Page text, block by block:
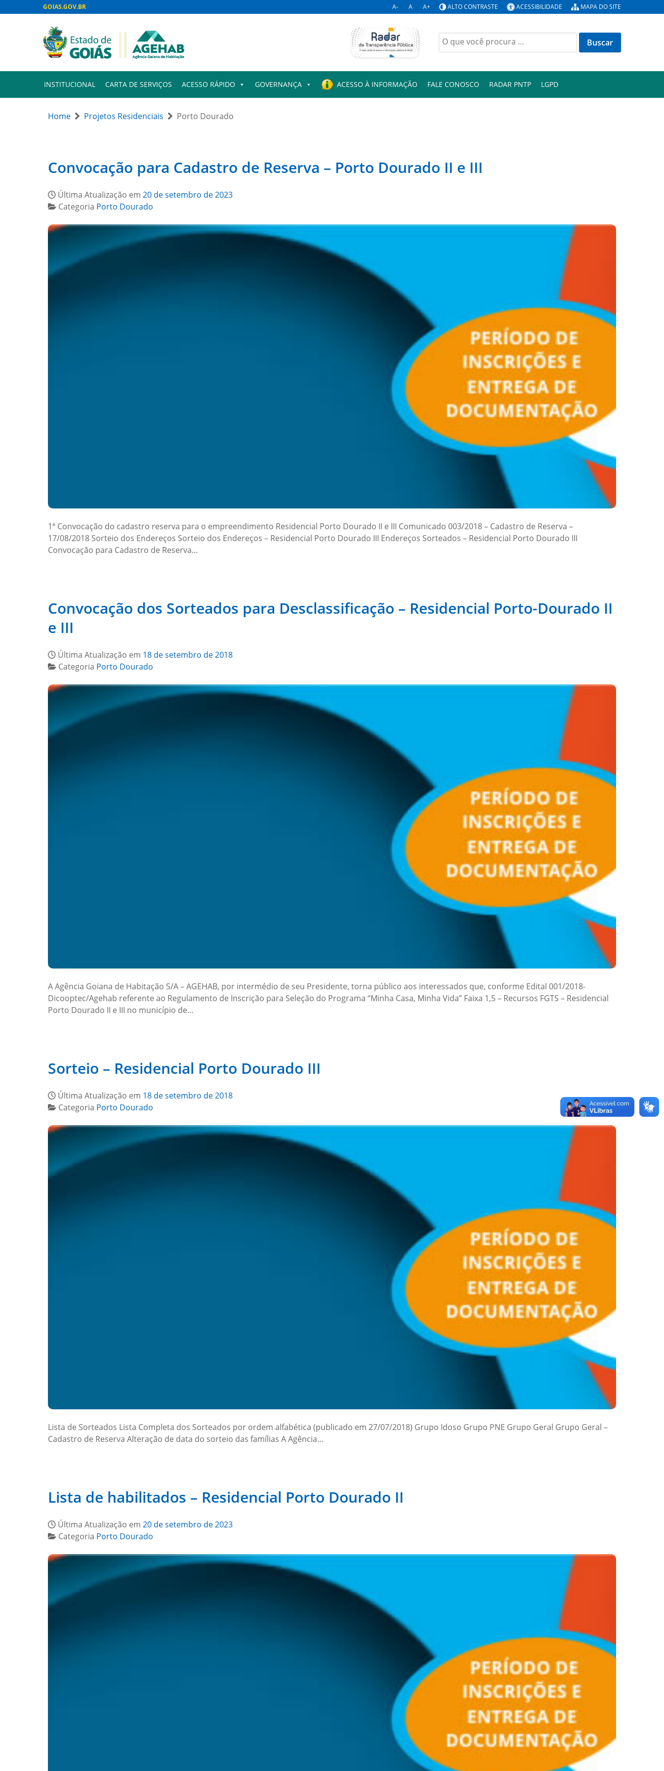
GOIAS.GOV.BR A- A A+ ALTO CONTRASTE ACESSIBILIDADE MAPA DO SITE
Buscar
por:
INSTITUCIONAL CARTA DE SERVIÇOS ACESSO RÁPIDO GOVERNANÇA ACESSO À INFORMAÇÃO FALE CONOSCO RADAR PNTP LGPD
Home Projetos Residenciais Porto Dourado
Convocação para Cadastro de Reserva – Porto Dourado II e III
Última Atualização em 20 de setembro de 2023
Categoria Porto Dourado
1ª Convocação do cadastro reserva para o empreendimento Residencial Porto Dourado II e III Comunicado 003/2018 – Cadastro de Reserva –
17/08/2018 Sorteio dos Endereços Sorteio dos Endereços – Residencial Porto Dourado III Endereços Sorteados – Residencial Porto Dourado III
Convocação para Cadastro de Reserva…
Convocação dos Sorteados para Desclassificação – Residencial Porto-Dourado II
e III
Última Atualização em 18 de setembro de 2018
Categoria Porto Dourado
A Agência Goiana de Habitação S/A – AGEHAB, por intermédio de seu Presidente, torna público aos interessados que, conforme Edital 001/2018-
Dicooptec/Agehab referente ao Regulamento de Inscrição para Seleção do Programa “Minha Casa, Minha Vida” Faixa 1,5 – Recursos FGTS – Residencial
Porto Dourado II e III no município de…
Sorteio – Residencial Porto Dourado III
Última Atualização em 18 de setembro de 2018
Categoria Porto Dourado
Lista de Sorteados Lista Completa dos Sorteados por ordem alfabética (publicado em 27/07/2018) Grupo Idoso Grupo PNE Grupo Geral Grupo Geral –
Cadastro de Reserva Alteração de data do sorteio das famílias A Agência…
Lista de habilitados – Residencial Porto Dourado II
Última Atualização em 20 de setembro de 2023
Categoria Porto Dourado